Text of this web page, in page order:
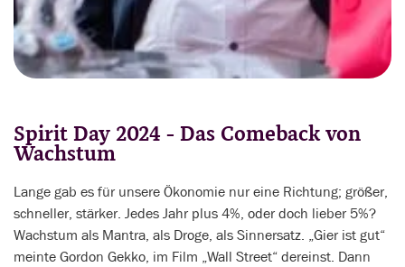
Spirit Day 2024 - Das Comeback von
Wachstum
Lange gab es für unsere Ökonomie nur eine Richtung; größer,
schneller, stärker. Jedes Jahr plus 4%, oder doch lieber 5%?
Wachstum als Mantra, als Droge, als Sinnersatz. „Gier ist gut“
meinte Gordon Gekko, im Film „Wall Street“ dereinst. Dann